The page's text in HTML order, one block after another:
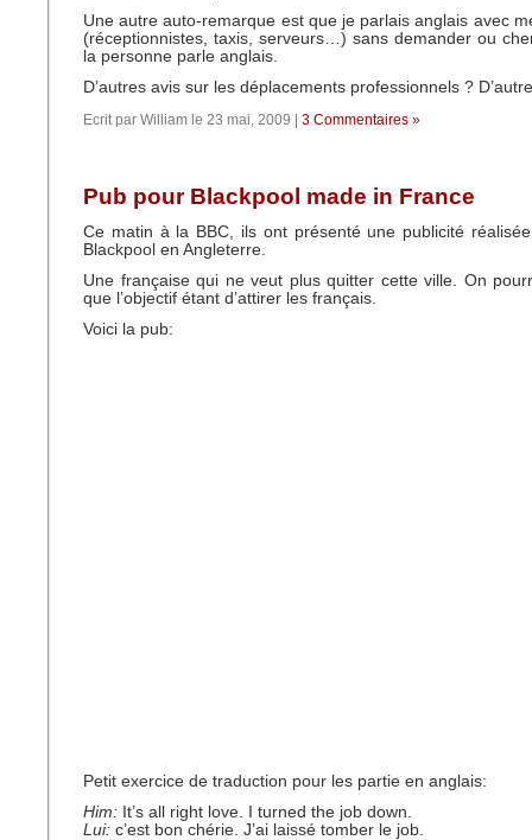
Une autre auto-remarque est que je parlais anglais avec
(réceptionnistes, taxis, serveurs…) sans demander ou
la personne parle anglais.
D’autres avis sur les déplacements professionnels ?
Ecrit par William le 23 mai, 2009 | 3 Commentaires »
Pub pour Blackpool made in France
Ce matin à la BBC, ils ont présenté une publicité
Blackpool en Angleterre.
Une française qui ne veut plus quitter cette ville. On
que l’objectif étant d’attirer les français.
Voici la pub:
Petit exercice de traduction pour les partie en anglais:
Him: It’s all right love. I turned the job down.
Lui: c’est bon chérie. J’ai laissé tomber le job.